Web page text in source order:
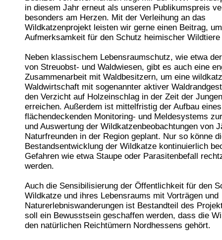
in diesem Jahr erneut als unseren Publikumspreis
besonders am Herzen. Mit der Verleihung an das
Wildkatzenprojekt leisten wir gerne einen Beitrag,
Aufmerksamkeit für den Schutz heimischer Wildtiere
Neben klassischem Lebensraumschutz, wie etwa
von Streuobst- und Waldwiesen, gibt es auch eine
Zusammenarbeit mit Waldbesitzern, um eine
Waldwirtschaft mit sogenannter aktiver
den Verzicht auf Holzeinschlag in der Zeit der
erreichen. Außerdem ist mittelfristig der Aufbau eines
flächendeckenden Monitoring- und Meldesystems
und Auswertung der Wildkatzenbeobachtungen von
Naturfreunden in der Region geplant. Nur so könne
Bestandsentwicklung der Wildkatze kontinuierlich
Gefahren wie etwa Staupe oder Parasitenbefall
werden.
Auch die Sensibilisierung der Öffentlichkeit für den
Wildkatze und ihres Lebensraums mit Vorträgen und
Naturerlebniswanderungen ist Bestandteil des
soll ein Bewusstsein geschaffen werden, dass die
den natürlichen Reichtümern Nordhessens gehört.